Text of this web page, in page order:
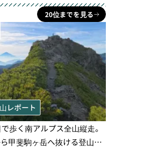
20位までを見る
レポート
歩く南アルプス全山縦走。
甲斐駒ヶ岳へ抜ける登山の